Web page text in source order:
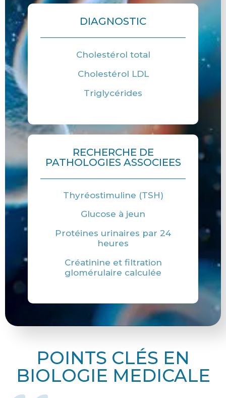
DIAGNOSTIC
Cholestérol total
Cholestérol LDL
Triglycérides
RECHERCHE DE
PATHOLOGIES ASSOCIEES
Thyréostimuline (TSH)
Glucose à jeun
Protéines urinaires par 24
heures
Créatinine et filtration
glomérulaire calculée
POINTS CLÉS EN
BIOLOGIE MEDICALE